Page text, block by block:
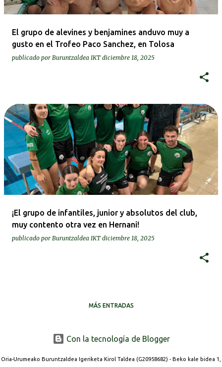
El grupo de alevines y benjamines anduvo muy a
gusto en el Trofeo Paco Sanchez, en Tolosa
publicado por Buruntzaldea IKT diciembre 18, 2025
¡El grupo de infantiles, junior y absolutos del club,
muy contento otra vez en Hernani!
publicado por Buruntzaldea IKT diciembre 18, 2025
MÁS ENTRADAS
Con la tecnología de Blogger
Oria-Urumeako Buruntzaldea Igeriketa Kirol Taldea (G20958682) - Beko kale bidea 1,